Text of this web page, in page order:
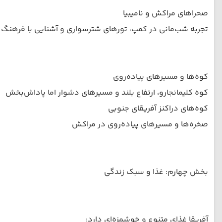
صحراهای مراکش و نامیبیا
تجربه شب‌مانی در کمپ، تورهای شترسواری و آشنایی با
کوه‌ها و مسیرهای پیاده‌روی
کوه کلیمانجارو، ارتفاع بلند و مسیرهای دشوار اما پاداش‌بخش
کوه‌های دراکنز آفریقای جنوبی
صخره‌ها و مسیرهای پیاده‌روی در مراکش
بخش چهارم: غذا و سبک زندگی